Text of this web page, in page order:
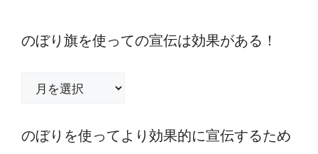
のぼり旗を使っての宣伝は効果がある！
旗
のぼりを使ってより効果的に宣伝するため